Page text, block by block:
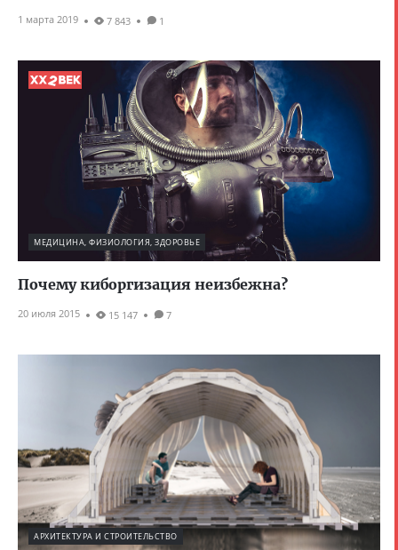
1 марта 2019 7 843 1
МЕДИЦИНА, ФИЗИОЛОГИЯ, ЗДОРОВЬЕ
Почему киборгизация неизбежна?
20 июля 2015 15 147 7
АРХИТЕКТУРА И СТРОИТЕЛЬСТВО